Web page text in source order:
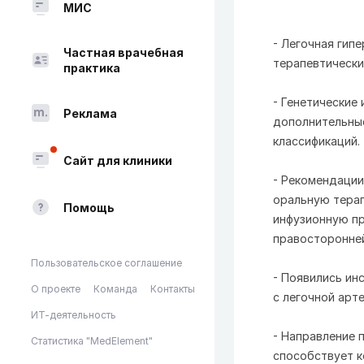
МИС
Частная врачебная
практика
Реклама
Сайт для клиники
Помощь
Пользовательское соглашение
О проекте Команда Контакты
ИТ-деятельность
Статистика "MedElement"
- Легочная
-
классификаций.
-
оральную
инфузионную
- Появились
с легочной
- Направление
способствует